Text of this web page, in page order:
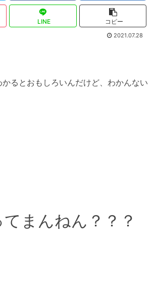
LINE コピー
2021.07.28
るとおもしろいんだけど、わかんない
まんねん？？？